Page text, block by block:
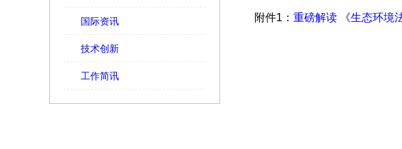
国际资讯
技术创新
工作简讯
附件1： 重磅解读 《生态环境